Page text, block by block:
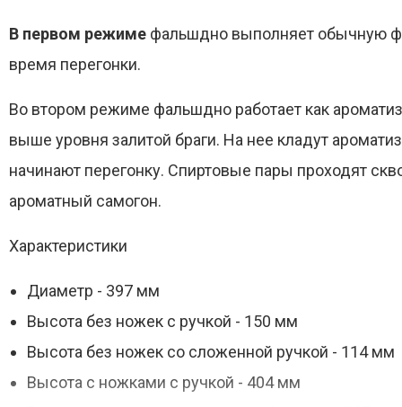
В первом режиме фальшдно выполняет обычную
время перегонки.
Во втором режиме фальшдно работает как
выше уровня залитой браги. На нее кладут
начинают перегонку. Спиртовые пары проходят
ароматный самогон.
Характеристики
Диаметр - 397 мм
Высота без ножек с ручкой - 150 мм
Высота без ножек со сложенной ручкой - 114 мм
Высота с ножками с ручкой - 404 мм